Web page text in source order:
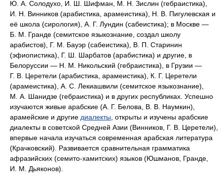
Ю. А. Солодухо, И. Ш. Шифман, М. Н. Зислин (гебраистика),
И. Н. Винников (арабистика, арамеистика), Н. В. Пигулевская и
её школа (сирология), А. Г. Лундин (сабеистика); в Москве —
Б. М. Гранде (семитское языкознание, создал школу
арабистов), Г. М. Бауэр (сабеистика), В. П. Старинин
(эфиопистика), Г. Ш. Шарбатов (арабистика) и другие, в
Белоруссии — Н. М. Никольский (гебраистика), в Грузии —
Г. В. Церетели (арабистика, арамеистика), К. Г. Церетели
(арамеистика), А. С. Лекиашвили (семитское языкознание),
М. А. Шанидзе (гебраистика) и в других республиках. Успешно
изучаются живые арабские (А. Г. Белова, В. В. Наумкин),
арамейские и другие диалекты , открыты и изучены арабские
диалекты в советской Средней Азии (Винников, Г. В. Церетели),
впервые начала изучаться современная арабская литература
(Крачковский). Развивается сравнительная грамматика
афразийских (семито-хамитских) языков (Юшманов, Гранде,
И. М. Дьяконов).